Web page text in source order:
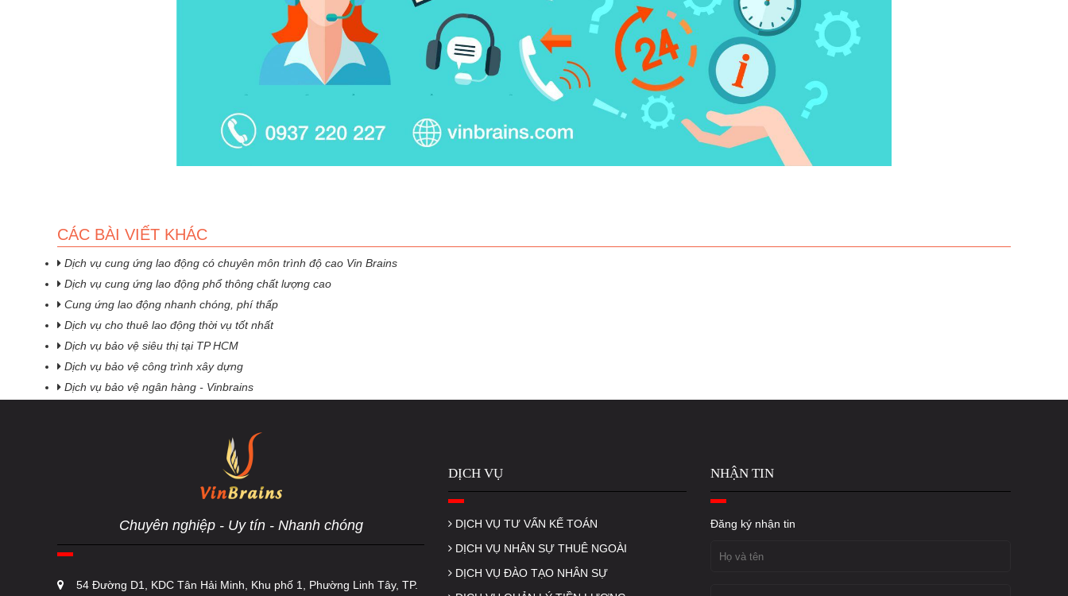
CÁC BÀI VIẾT KHÁC
Dịch vụ cung ứng lao động có chuyên môn trình độ cao Vin Brains
Dịch vụ cung ứng lao động phổ thông chất lượng cao
Cung ứng lao động nhanh chóng, phí thấp
Dịch vụ cho thuê lao động thời vụ tốt nhất
Dịch vụ bảo vệ siêu thị tại TP HCM
Dịch vụ bảo vệ công trình xây dựng
Dịch vụ bảo vệ ngân hàng - Vinbrains
Chuyên nghiệp - Uy tín - Nhanh chóng
54 Đường D1, KDC Tân Hải Minh, Khu phố 1, Phường Linh Tây, TP.
DỊCH VỤ
DỊCH VỤ TƯ VẤN KẾ TOÁN
DỊCH VỤ NHÂN SỰ THUÊ NGOÀI
DỊCH VỤ ĐÀO TẠO NHÂN SỰ
NHẬN TIN
Đăng ký nhận tin